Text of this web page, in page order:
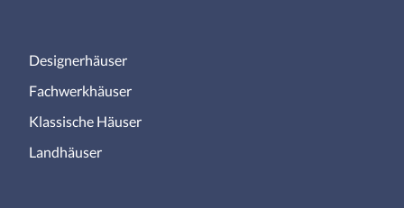
Designerhäuser
Fachwerkhäuser
Klassische Häuser
Landhäuser